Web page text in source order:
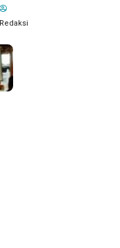
Redaksi